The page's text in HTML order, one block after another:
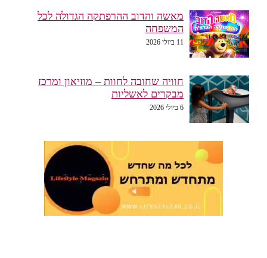
מאשה והדוב ההרפתקה הגדולה לכל
המשפחה
11 ביולי 2026
חוויה שחובה לחוות – מוזיאון ומרכז
מבקרים לאשליות
6 ביולי 2026